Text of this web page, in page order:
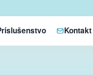
Kontakt